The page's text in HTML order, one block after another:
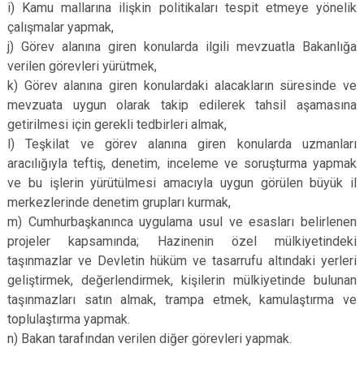
i) Kamu mallarına ilişkin politikaları tespit etmeye yönelik
çalışmalar yapmak,
j) Görev alanına giren konularda ilgili mevzuatla Bakanlığa
verilen görevleri yürütmek,
k) Görev alanına giren konulardaki alacakların süresinde ve
mevzuata uygun olarak takip edilerek tahsil aşamasına
getirilmesi için gerekli tedbirleri almak,
l) Teşkilat ve görev alanına giren konularda uzmanları
aracılığıyla teftiş, denetim, inceleme ve soruşturma yapmak
ve bu işlerin yürütülmesi amacıyla uygun görülen büyük il
merkezlerinde denetim grupları kurmak,
m) Cumhurbaşkanınca uygulama usul ve esasları belirlenen
projeler kapsamında; Hazinenin özel mülkiyetindeki
taşınmazlar ve Devletin hüküm ve tasarrufu altındaki yerleri
geliştirmek, değerlendirmek, kişilerin mülkiyetinde bulunan
taşınmazları satın almak, trampa etmek, kamulaştırma ve
toplulaştırma yapmak.
n) Bakan tarafından verilen diğer görevleri yapmak.